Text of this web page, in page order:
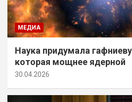
МЕДИА
Наука придумала
которая мощнее ядерной
30.04.2026